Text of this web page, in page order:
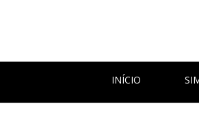
INÍCIO